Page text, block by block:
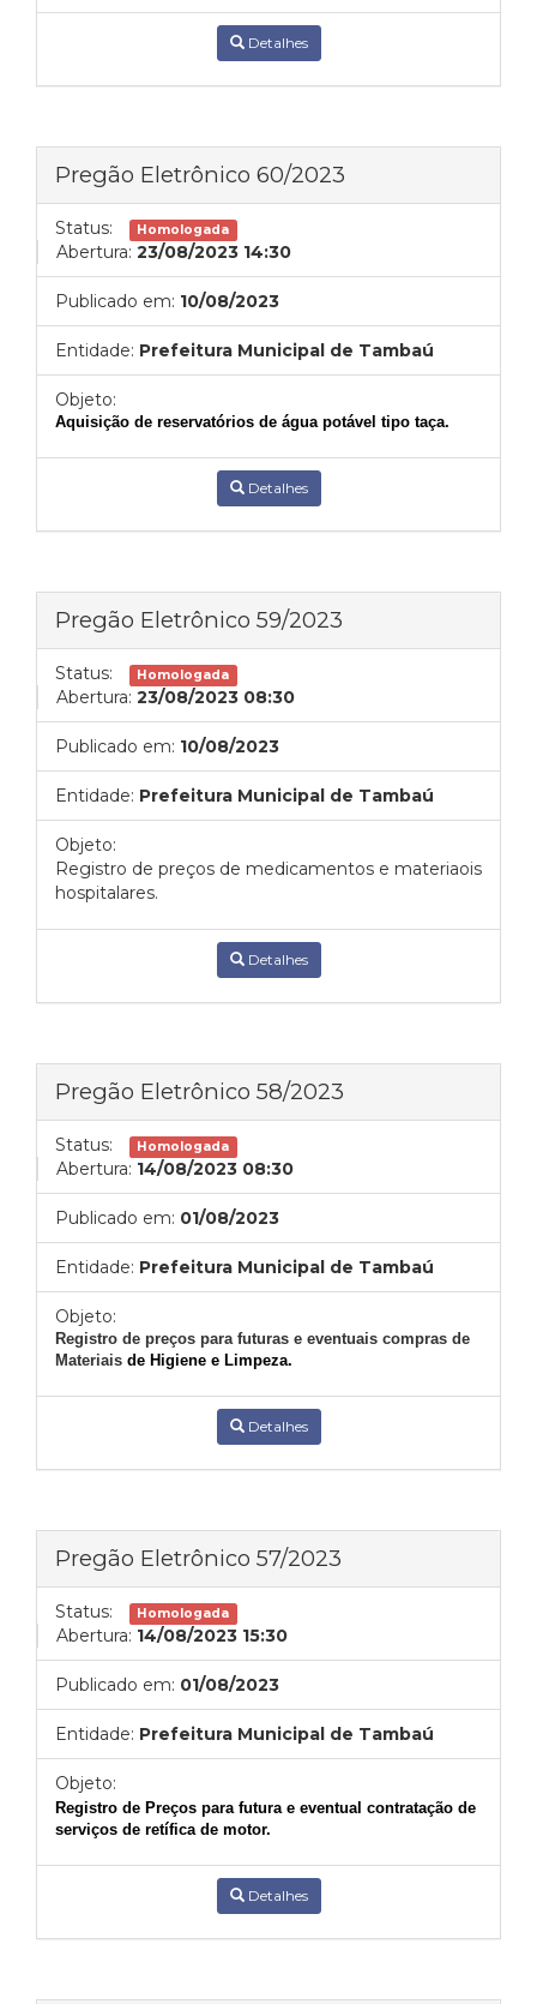
Detalhes
Pregão Eletrônico 60/2023
Status: Homologada
Abertura: 23/08/2023 14:30
Publicado em: 10/08/2023
Entidade: Prefeitura Municipal de Tambaú
Objeto:
Aquisição de reservatórios de água potável tipo taça.
Detalhes
Pregão Eletrônico 59/2023
Status: Homologada
Abertura: 23/08/2023 08:30
Publicado em: 10/08/2023
Entidade: Prefeitura Municipal de Tambaú
Objeto:
Registro de preços de medicamentos e materiaois
hospitalares.
Detalhes
Pregão Eletrônico 58/2023
Status: Homologada
Abertura: 14/08/2023 08:30
Publicado em: 01/08/2023
Entidade: Prefeitura Municipal de Tambaú
Objeto:
Registro de preços para futuras e eventuais compras de
Materiais de Higiene e Limpeza.
Detalhes
Pregão Eletrônico 57/2023
Status: Homologada
Abertura: 14/08/2023 15:30
Publicado em: 01/08/2023
Entidade: Prefeitura Municipal de Tambaú
Objeto:
Registro de Preços para futura e eventual contratação de
serviços de retífica de motor.
Detalhes